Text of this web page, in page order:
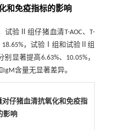
和免疫指标的影响
验Ⅱ组仔猪血清T-AOC、T-
18.65%，试验Ⅰ组和试验Ⅱ组
别显著提高6.63%、10.05%，
含量无显著差异。
仔猪血清抗氧化和免疫指
影响